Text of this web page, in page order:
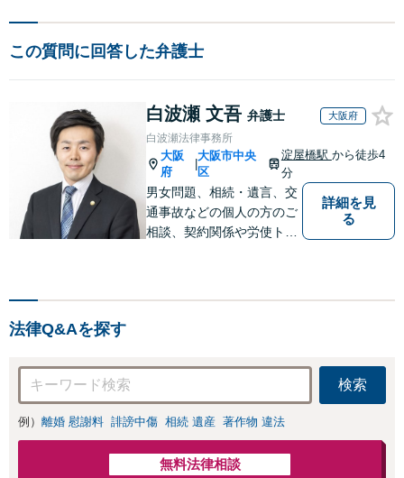
この質問に回答した弁護士
白波瀬 文吾 弁護士 大阪府
白波瀬法律事務所
大阪
府
|
大阪市中央
区
淀屋橋駅 から徒歩4
分
男女問題、相続・遺言、交
通事故などの個人の方のご
相談、契約関係や労使トラ
詳細を見
る
法律Q&Aを探す
検索
例） 離婚 慰謝料 誹謗中傷 相続 遺産 著作物 違法
無料法律相談